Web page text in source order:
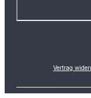
Vertrag